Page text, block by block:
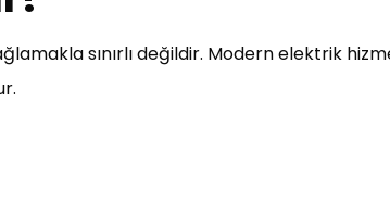
sınırlı değildir. Modern elektrik